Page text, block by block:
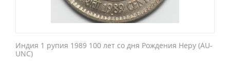
Индия 1 рупия 1989 100 лет со дня Рождения Неру (AU-
UNC)